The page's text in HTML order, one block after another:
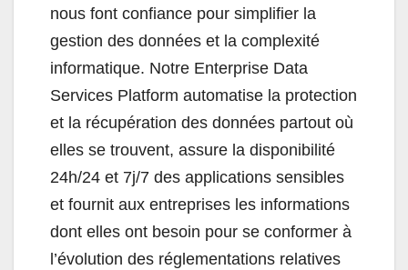
nous font confiance pour simplifier la
gestion des données et la complexité
informatique. Notre Enterprise Data
Services Platform automatise la protection
et la récupération des données partout où
elles se trouvent, assure la disponibilité
24h/24 et 7j/7 des applications sensibles
et fournit aux entreprises les informations
dont elles ont besoin pour se conformer à
l’évolution des réglementations relatives